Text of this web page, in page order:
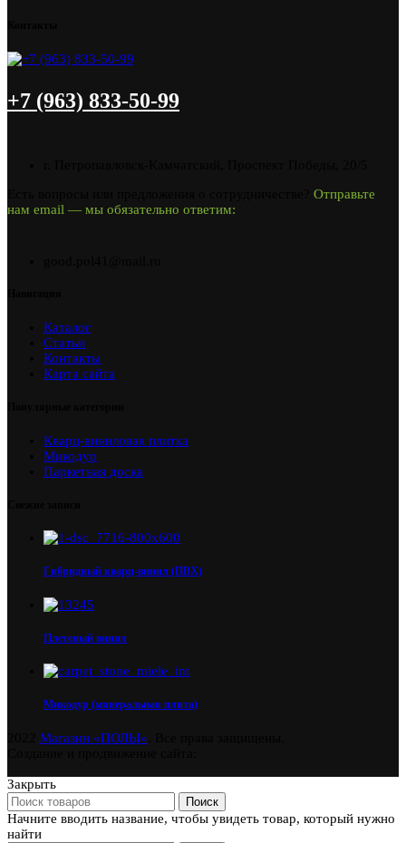
+7 (963) 833-50-99
Отправьте
нам email — мы обязательно ответим:
Каталог
Статьи
Контакты
Карта сайта
Кварц-виниловая плитка
Микодур
Паркетная доска
Гибридный кварц-винил (ПВХ)
Плетеный винил
Микодур (минеральная плита)
Магазин «ПОЛЫ»
Закрыть
Поиск
Начните вводить название, чтобы увидеть товар, который нужно
найти